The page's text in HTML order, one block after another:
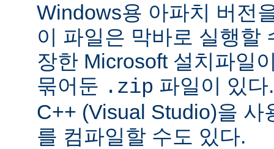
Windows용 아파치 버전
이 파일은 막바로 실행할
장한 Microsoft 설치파일
묶어둔 .zip 파일이 있
C++ (Visual Studio)을 사
를 컴파일할 수도 있다.